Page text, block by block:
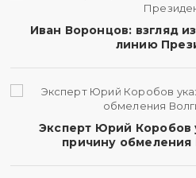
Иван Воронцов: взгляд
линию
Эксперт Юрий Коробов
причину обмеления